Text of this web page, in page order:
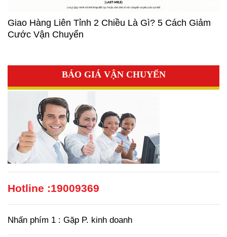
Giao Hàng Liên Tỉnh 2 Chiều Là Gì? 5 Cách Giảm
Cước Vận Chuyển
BÁO GIÁ VẬN CHUYỂN
Hotline :19009369
Nhấn phím 1 : Gặp P. kinh doanh